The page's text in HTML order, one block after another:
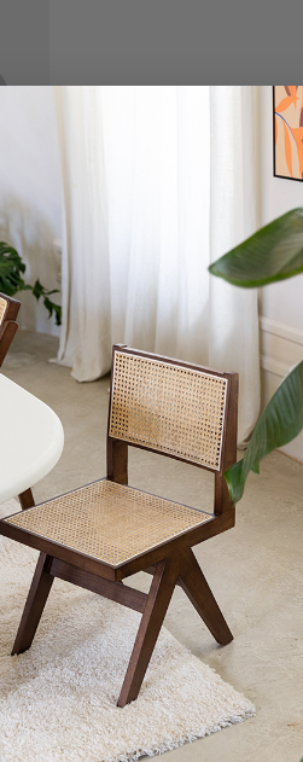
Meer afmetingen
is toegevoegd aan je
GLAS SMOKE/
of verder winkelen